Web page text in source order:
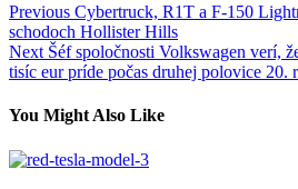
Navigace
pro
příspěvek
Previous Cybertruck, R1T a F-150
schodoch Hollister Hills
Next Šéf spoločnosti Volkswagen verí,
tisíc eur príde počas druhej polovice 20.
You Might Also Like